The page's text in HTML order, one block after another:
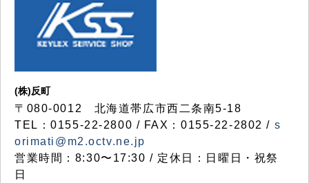
(株)反町
〒080-0012 北海道帯広市西二条南5-18
TEL：0155-22-2800 / FAX：0155-22-2802 / s
orimati@m2.octv.ne.jp
営業時間：8:30〜17:30 / 定休日：日曜日・祝祭
日